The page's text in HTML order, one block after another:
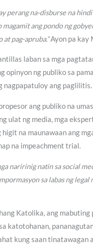
perang na-disburse na
magamit ang pondo ng
at pag-apruba.”Ayon pa kay
laban sa mga
opinyon ng publiko sa
nagpapatuloy ang paglilitis.
ang publiko na
ulat ng media, mga
higit na maunawaan ang
na impeachment trial.
naririnig natin sa social
sa labas ng legal
Katolika, ang mabuting
katotohanan,
kung saan tinatawagan